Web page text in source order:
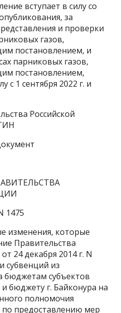
вступает в силу со
за
и проверки
газов,
постановлением, и
парниковых газов,
постановлением,
с 1 сентября 2022 г. и
Российской
1475
изменения, которые
Правительства
24 декабря 2014 г. N
субвенций из
бюджетам субъектов
бюджету г. Байконура на
полномочия
предоставлению мер